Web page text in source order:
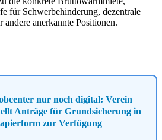
für Schwerbehinderung, dezentrale
andere anerkannte Positionen.
nur noch digital: Verein
Anträge für Grundsicherung in
zur Verfügung